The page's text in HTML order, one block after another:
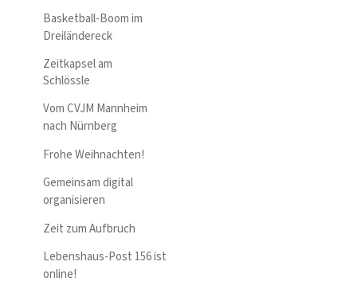
Basketball-Boom im
Dreiländereck
Zeitkapsel am
Schlössle
Vom CVJM Mannheim
nach Nürnberg
Frohe Weihnachten!
Gemeinsam digital
organisieren
Zeit zum Aufbruch
Lebenshaus-Post 156 ist
online!